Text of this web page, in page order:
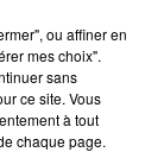
ou affiner en
mes choix".
sans
ce site. Vous
à tout
chaque page.